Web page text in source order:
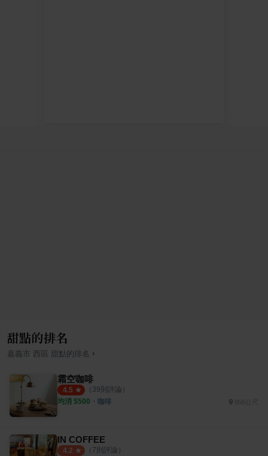
甜點的排名
嘉義市 西區 甜點的排名 ›
霜空咖啡
4.5 （ 39則評論）
均消 $500 ・ 咖啡 856公尺
IN COFFEE
4.2 （ 7則評論）